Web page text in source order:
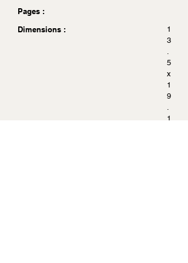
Pages :
Dimensions :
1
3
.
5
x
1
9
.
1